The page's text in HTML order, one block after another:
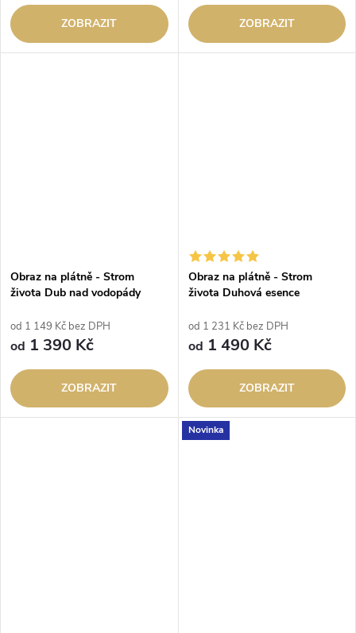
ZOBRAZIT ZOBRAZIT
Obraz na plátně - Strom
života Dub nad vodopády
od 1 149 Kč bez DPH
od 1 390 Kč
ZOBRAZIT
Obraz na plátně - Strom
života Duhová esence
od 1 231 Kč bez DPH
od 1 490 Kč
ZOBRAZIT
Novinka